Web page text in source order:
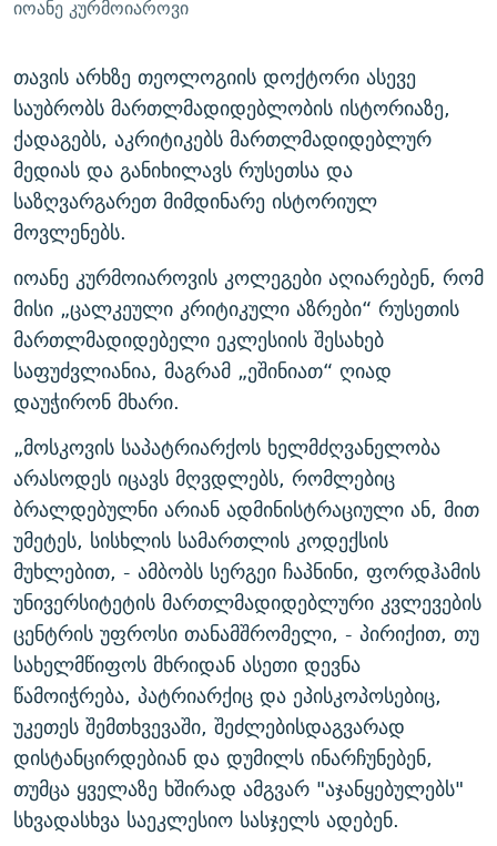
იოანე კურმოიაროვი
თავის არხზე თეოლოგიის დოქტორი ასევე
საუბრობს მართლმადიდებლობის ისტორიაზე,
ქადაგებს, აკრიტიკებს მართლმადიდებლურ
მედიას და განიხილავს რუსეთსა და
საზღვარგარეთ მიმდინარე ისტორიულ
მოვლენებს.
იოანე კურმოიაროვის კოლეგები აღიარებენ, რომ
მისი „ცალკეული კრიტიკული აზრები“ რუსეთის
მართლმადიდებელი ეკლესიის შესახებ
საფუძვლიანია, მაგრამ „ეშინიათ“ ღიად
დაუჭირონ მხარი.
„მოსკოვის საპატრიარქოს ხელმძღვანელობა
არასოდეს იცავს მღვდლებს, რომლებიც
ბრალდებულნი არიან ადმინისტრაციული ან, მით
უმეტეს, სისხლის სამართლის კოდექსის
მუხლებით, - ამბობს სერგეი ჩაპნინი, ფორდჰამის
უნივერსიტეტის მართლმადიდებლური კვლევების
ცენტრის უფროსი თანამშრომელი, - პირიქით, თუ
სახელმწიფოს მხრიდან ასეთი დევნა
წამოიჭრება, პატრიარქიც და ეპისკოპოსებიც,
უკეთეს შემთხვევაში, შეძლებისდაგვარად
დისტანცირდებიან და დუმილს ინარჩუნებენ,
თუმცა ყველაზე ხშირად ამგვარ "აჯანყებულებს"
სხვადასხვა საეკლესიო სასჯელს ადებენ.